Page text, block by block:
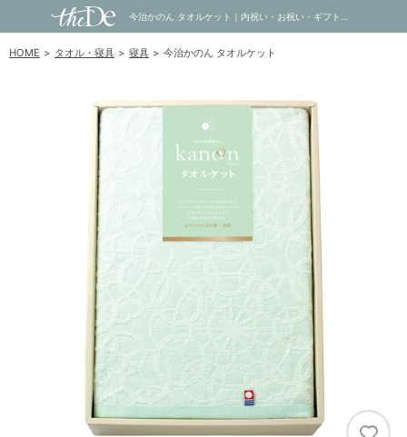
HOME タオル・寝具 寝具 今治かのん タオルケット